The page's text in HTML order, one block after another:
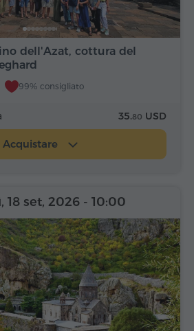
dell'Azat, cottura del
99% consigliato
35.80 USD
Acquistare
18 set, 2026 - 10:00